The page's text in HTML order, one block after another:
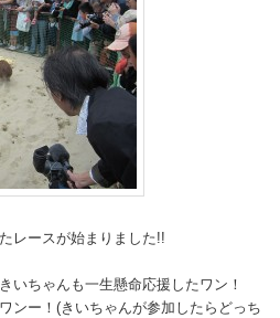
レースが始まりました!!
いちゃんも一生懸命応援したワン！
ンー！(きいちゃんが参加したらどっち